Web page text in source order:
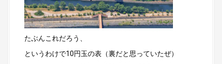
たぶんこれだろう、
というわけで10円玉の表（裏だと思っていたぜ）